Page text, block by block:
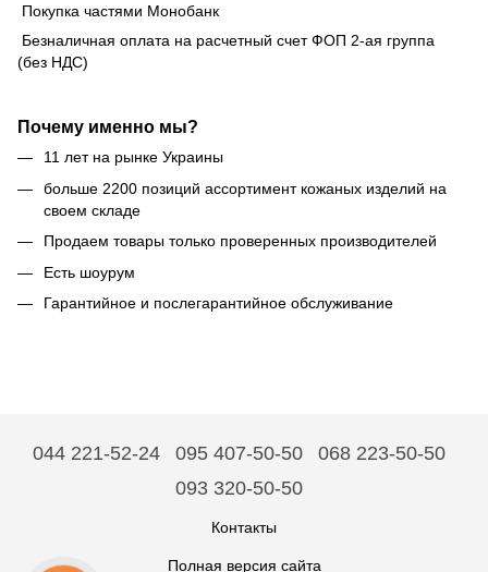
Покупка частями Монобанк
Безналичная оплата на расчетный счет ФОП 2-ая группа
(без НДС)
Почему именно мы?
11 лет на рынке Украины
больше 2200 позиций ассортимент кожаных изделий на
своем складе
Продаем товары только проверенных производителей
Есть шоурум
Гарантийное и послегарантийное обслуживание
044 221-52-24 095 407-50-50
068 223-50-50
093 320-50-50
Контакты
Полная версия сайта